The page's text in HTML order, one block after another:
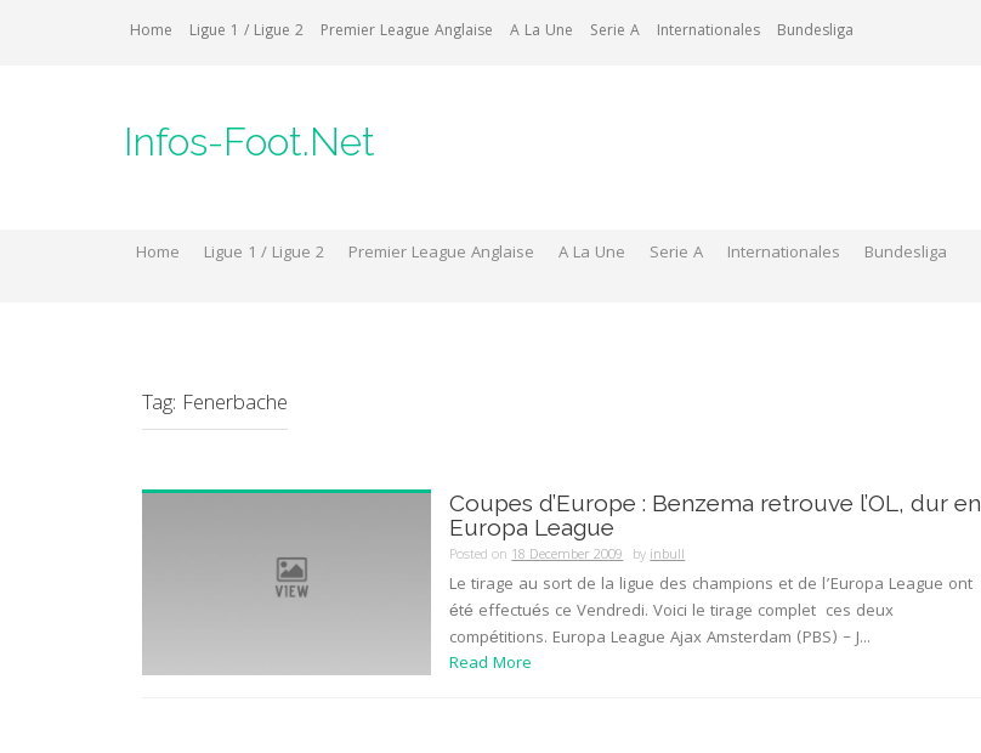
Home Ligue 1 / Ligue 2 Premier League Anglaise A La Une Serie A Internationales Bundesliga
Infos-Foot.Net
Home Ligue 1 / Ligue 2 Premier League Anglaise A La Une Serie A Internationales Bundesliga
Tag: Fenerbache
Coupes d’Europe : Benzema retrouve l’OL, dur en
Europa League
Posted on18 December 2009 byinbull
Le tirage au sort de la ligue des champions et de l’Europa League ont
été effectués ce Vendredi. Voici le tirage complet ces deux
compétitions. Europa League Ajax Amsterdam (PBS) – J...
Read More